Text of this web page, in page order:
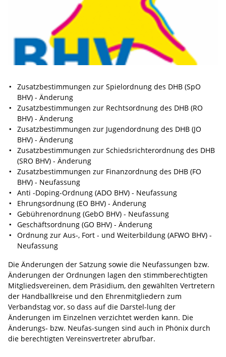
Zusatzbestimmungen zur Spielordnung des DHB (SpO
BHV) - Änderung
Zusatzbestimmungen zur Rechtsordnung des DHB (RO
BHV) - Änderung
Zusatzbestimmungen zur Jugendordnung des DHB (JO
BHV) - Änderung
Zusatzbestimmungen zur Schiedsrichterordnung des DHB
(SRO BHV) - Änderung
Zusatzbestimmungen zur Finanzordnung des DHB (FO
BHV) - Neufassung
Anti -Doping-Ordnung (ADO BHV) - Neufassung
Ehrungsordnung (EO BHV) - Änderung
Gebührenordnung (GebO BHV) - Neufassung
Geschäftsordnung (GO BHV) - Änderung
Ordnung zur Aus-, Fort - und Weiterbildung (AFWO BHV) -
Neufassung
Die Änderungen der Satzung sowie die Neufassungen bzw.
Änderungen der Ordnungen lagen den stimmberechtigten
Mitgliedsvereinen, dem Präsidium, den gewählten Vertretern
der Handballkreise und den Ehrenmitgliedern zum
Verbandstag vor, so dass auf die Darstel-lung der
Änderungen im Einzelnen verzichtet werden kann. Die
Änderungs- bzw. Neufas-sungen sind auch in Phönix durch
die berechtigten Vereinsvertreter abrufbar.